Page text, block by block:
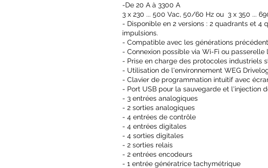
-De 20 A à 3300 A
3 x 230 ... 500 Vac, 50/60 Hz ou 3 x 350 ...
- Disponible en 2 versions : 2 quadrants et 4
impulsions.
- Compatible avec les générations
- Connexion possible via Wi-Fi ou passerelle
- Prise en charge des protocoles industriels
- Utilisation de l'environnement WEG
- Clavier de programmation intuitif avec
- Port USB pour la sauvegarde et l'injection
​- 3 entrées analogiques
- 2 sorties analogiques
- 4 entrées de contrôle
- 4 entrées digitales
- 4 sorties digitales
- 2 sorties relais
- 2 entrées encodeurs
- 1 entrée génératrice tachymétrique